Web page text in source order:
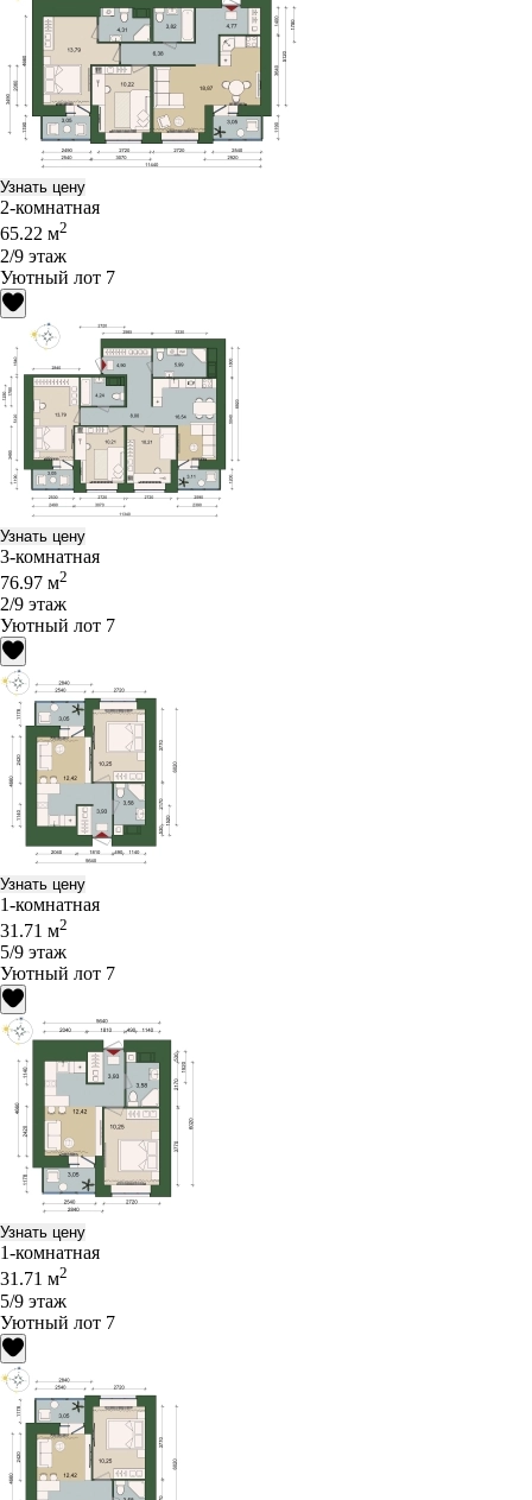
Узнать цену
2-комнатная
65.22 м2
2/9 этаж
Уютный лот 7
Узнать цену
3-комнатная
76.97 м2
2/9 этаж
Уютный лот 7
Узнать цену
1-комнатная
31.71 м2
5/9 этаж
Уютный лот 7
Узнать цену
1-комнатная
31.71 м2
5/9 этаж
Уютный лот 7